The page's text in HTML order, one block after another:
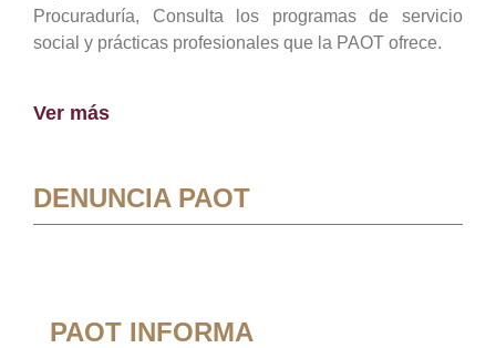
Procuraduría, Consulta los programas de servicio
social y prácticas profesionales que la PAOT ofrece.
Ver más
DENUNCIA PAOT
PAOT INFORMA